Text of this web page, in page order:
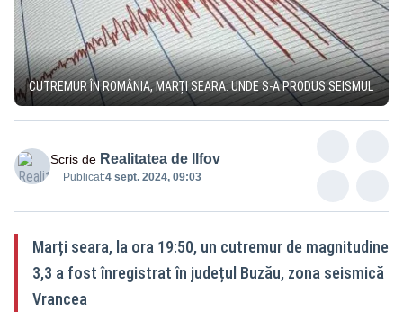
CUTREMUR ÎN ROMÂNIA, MARȚI SEARA. UNDE S-A PRODUS SEISMUL
Scris de Realitatea de Ilfov
Publicat:4 sept. 2024, 09:03
Marți seara, la ora 19:50, un cutremur de magnitudine
3,3 a fost înregistrat în județul Buzău, zona seismică
Vrancea